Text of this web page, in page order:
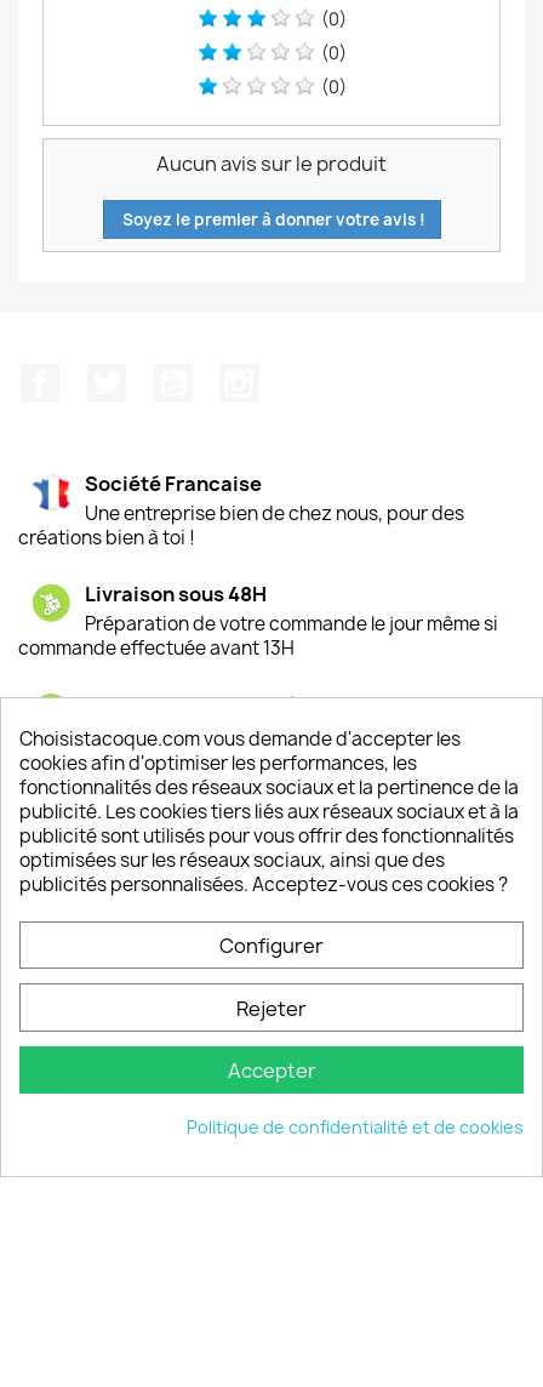
(0)
(0)
(0)
Aucun avis sur le produit
Soyez le premier à donner votre avis !
Société Francaise
Une entreprise bien de chez nous, pour des
créations bien à toi !
Livraison sous 48H
Préparation de votre commande le jour même si
commande effectuée avant 13H
Satisfaction de nos clients
Depuis 2009, entre 92% et 94% de nos clients
sont satisfaits de nos produits
Un SAV à votre écoute
Notre SAV est disponible 6/7J de 10h à 18H
keyboard_arrow_down
© 2026 - choisistacoque.com
Choisistacoque.com vous demande d'accepter les
cookies afin d'optimiser les performances, les
fonctionnalités des réseaux sociaux et la pertinence de la
publicité. Les cookies tiers liés aux réseaux sociaux et à la
publicité sont utilisés pour vous offrir des fonctionnalités
optimisées sur les réseaux sociaux, ainsi que des
publicités personnalisées. Acceptez-vous ces cookies ?
Configurer
Rejeter
Accepter
Politique de confidentialité et de cookies